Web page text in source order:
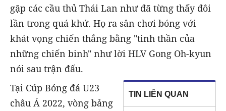
gặp các cầu thủ Thái Lan như đã từng thấy đôi
lần trong quá khứ. Họ ra sân chơi bóng với
khát vọng chiến thắng bằng "tinh thần của
những chiến binh" như lời HLV Gong Oh-kyun
nói sau trận đấu.
TIN LIÊN QUAN
Tại Cúp Bóng đá U23
châu Á 2022, vòng bảng